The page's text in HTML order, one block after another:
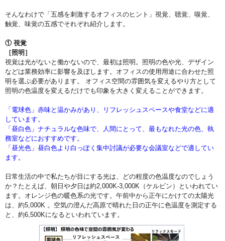
そんなわけで「五感を刺激するオフィスのヒント」視覚、聴覚、嗅覚、
触覚、味覚の五感でそれぞれ紹介します。
① 視覚
［照明］
視覚は光がないと働かないので、最初は照明。照明の色や光、デザイン
などは業務効率に影響を及ぼします。オフィスの使用用途に合わせた照
明を選ぶ必要があります。 オフィス空間の雰囲気を変えるやり方として
照明の色温度を変えるだけでも印象を大きく変えることができます。
「電球色」赤味と温かみがあり、リフレッシュスペースや食堂などに適
しています。
「昼白色」ナチュラルな色味で、人間にとって、最もなれた光の色、執
務室などにおすすめです。
「昼光色」昼白色より白っぽく集中討議が必要な会議室などで適してい
ます。
日常生活の中で私たちが目にする光は、どの程度の色温度なのでしょう
か？たとえば、朝日や夕日は約2,000K-3,000K（ケルビン）といわれてい
ます。オレンジ色の暖色系の光です。午前中から正午にかけての太陽光
は、約5,000K 。空気の澄んだ高原で晴れた日の正午に色温度を測定する
と、約6,500Kになるといわれています。